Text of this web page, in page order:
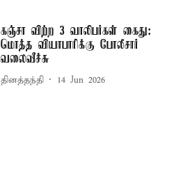
கஞ்சா விற்ற 3 வாலிபர்கள் கைது:
மொத்த வியாபாரிக்கு போலீசார்
வலைவீச்சு
தினத்தந்தி 14 Jun 2026